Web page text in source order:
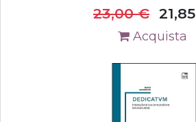
23,00€ 21,85
Acquista